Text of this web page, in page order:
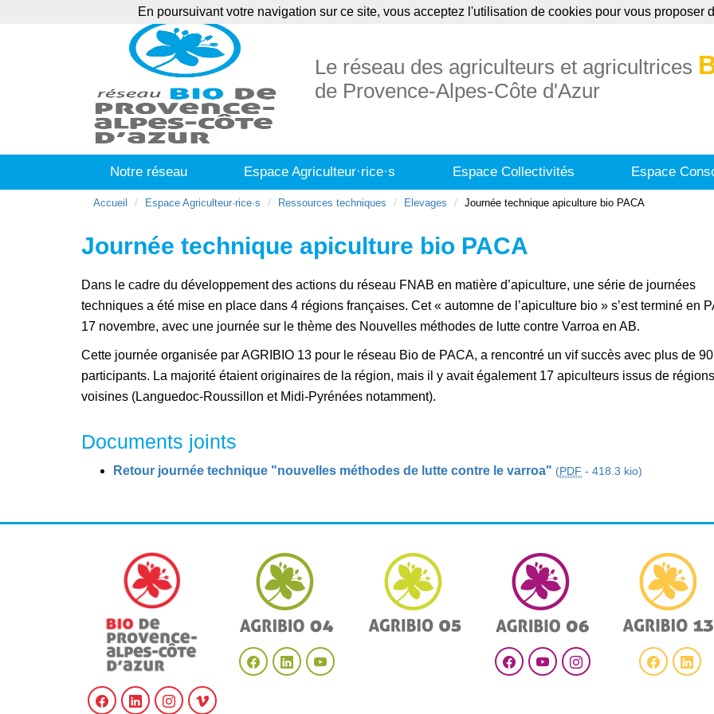
Agenda Annuaire Annonces Formations
Le réseau des agriculteurs et agricultrices
de Provence-Alpes-Côte d'Azur
Notre réseau Espace Agriculteur·rice·s Espace Collectivités Espace
Accueil Espace Agriculteur·rice·s Ressources techniques Elevages Journée technique apiculture bio PACA
Journée technique apiculture bio PACA
Dans le cadre du développement des actions du réseau FNAB en matière d’apiculture, une série de journées
techniques a été mise en place dans 4 régions françaises. Cet « automne de l’apiculture bio » s’est terminé en
17 novembre, avec une journée sur le thème des Nouvelles méthodes de lutte contre Varroa en AB.
Cette journée organisée par AGRIBIO 13 pour le réseau Bio de PACA, a rencontré un vif succès avec plus de 90
participants. La majorité étaient originaires de la région, mais il y avait également 17 apiculteurs issus de régions
voisines (Languedoc-Roussillon et Midi-Pyrénées notamment).
Documents joints
Retour journée technique "nouvelles méthodes de lutte contre le varroa" (PDF - 418.3 kio)
En poursuivant votre navigation sur ce site, vous acceptez l'utilisation de cookies pour vous proposer